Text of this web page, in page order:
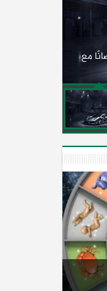
بيرد) بقوة 850 حصانًا مع